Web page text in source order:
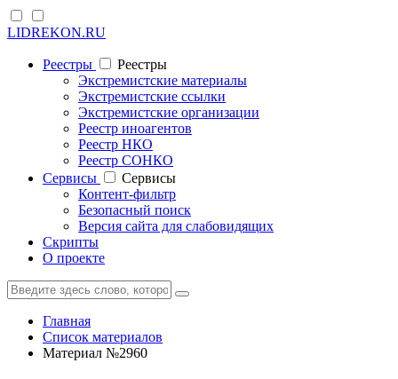
LIDREKON.RU
Реестры
Реестры
Экстремистские материалы
Экстремистские ссылки
Экстремистские организации
Реестр иноагентов
Реестр НКО
Реестр СОНКО
Cервисы
Cервисы
Контент-фильтр
Безопасный поиск
Версия сайта для слабовидящих
Скрипты
О проекте
Главная
Список материалов
Материал №2960